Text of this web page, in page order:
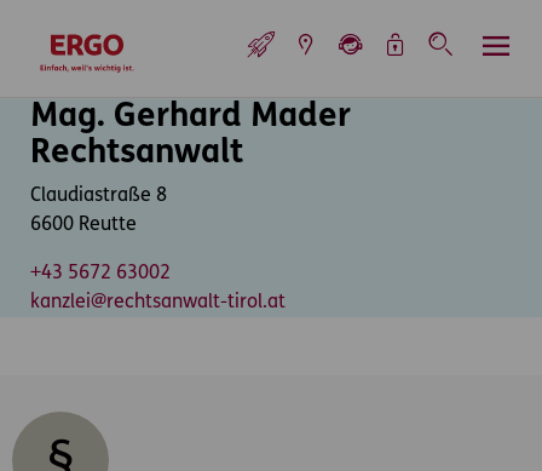
zur Startseite
Inhaltsbereich
Mag. Gerhard Mader
Rechtsanwalt
Claudiastraße 8
6600 Reutte
+43 5672 63002
kanzlei@rechtsanwalt-tirol.at